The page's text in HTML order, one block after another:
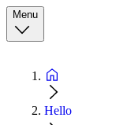
Menu
Hello